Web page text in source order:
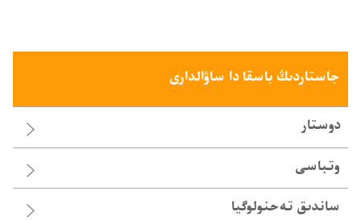
جاستاردىڭ باسقا دا ساۋالدارى
دوستار
وتباسى
ساندىق تە‌حنولوگيا